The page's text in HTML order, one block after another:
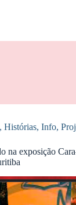
, Histórias, Info,
na exposição